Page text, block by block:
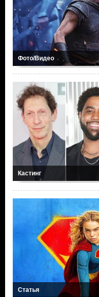
Фото/Видео
Кастинг
Статья